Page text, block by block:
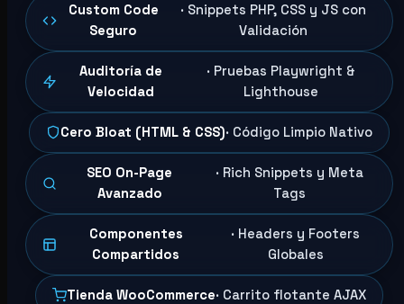
Custom Code
Seguro
· Snippets PHP, CSS y JS con
Validación
Auditoría de
Velocidad
· Pruebas Playwright &
Lighthouse
Cero Bloat (HTML & CSS)· Código Limpio Nativo
SEO On-Page
Avanzado
· Rich Snippets y Meta
Tags
Componentes
Compartidos
· Headers y Footers
Globales
Tienda WooCommerce· Carrito flotante AJAX